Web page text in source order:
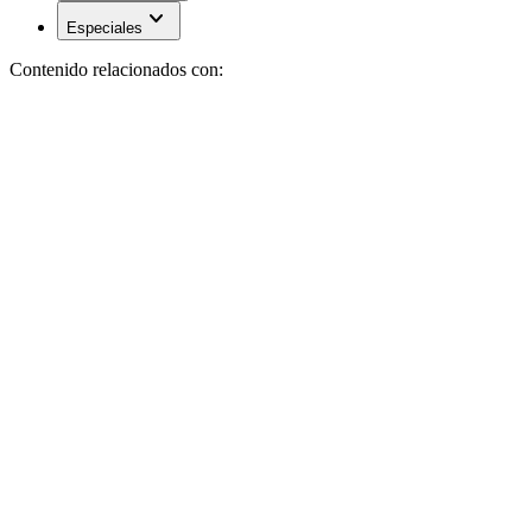
Especiales expand_more
Contenido relacionados con: